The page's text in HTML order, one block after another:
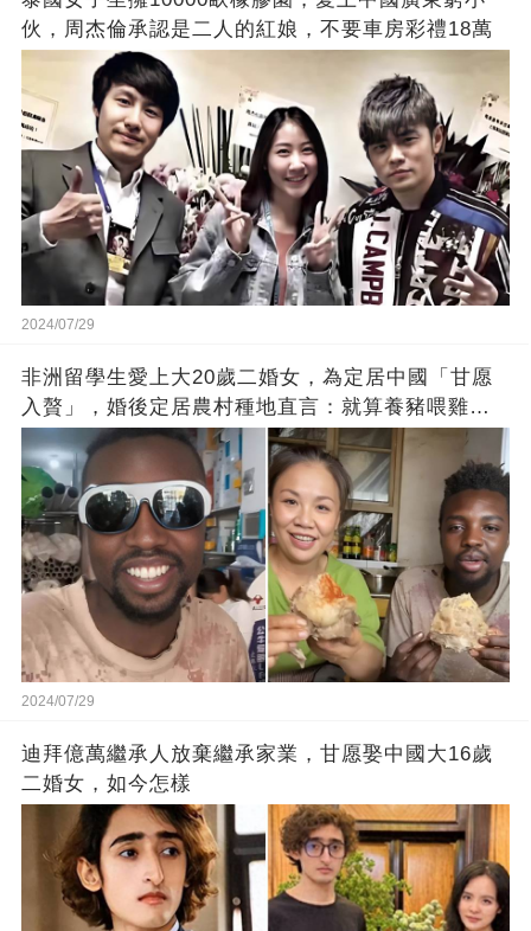
伙，周杰倫承認是二人的紅娘，不要車房彩禮18萬
2024/07/29
非洲留學生愛上大20歲二婚女，為定居中國「甘愿
入贅」，婚後定居農村種地直言：就算養豬喂雞都
開心
2024/07/29
迪拜億萬繼承人放棄繼承家業，甘愿娶中國大16歲
二婚女，如今怎樣